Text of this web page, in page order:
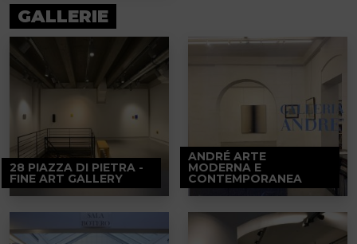
GALLERIE
28 PIAZZA DI PIETRA -
FINE ART GALLERY
ANDRÉ ARTE
MODERNA E
CONTEMPORANEA